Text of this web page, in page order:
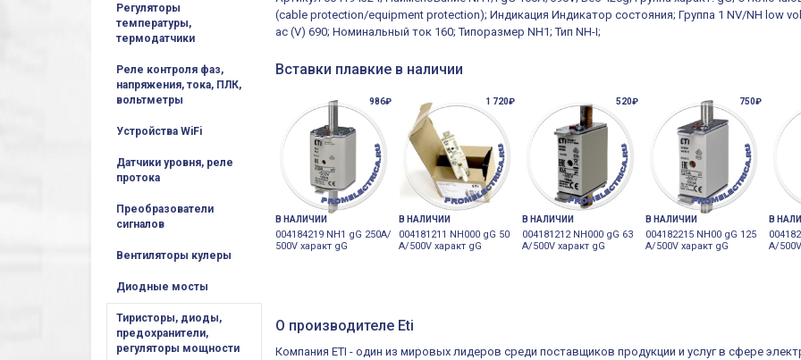
Регуляторы
температуры,
термодатчики
Реле контроля фаз,
напряжения, тока, ПЛК,
вольтметры
Устройства WiFi
Датчики уровня, реле
протока
Преобразователи
сигналов
Вентиляторы кулеры
Диодные мосты
Тиристоры, диоды,
предохранители,
регуляторы мощности
(cable protection/equipment protection); Индикация Индикатор состояния; Группа 1 NV/NH low
ac (V) 690; Номинальный ток 160; Типоразмер NH1; Тип NH-I;
Вставки плавкие в наличии
986₽
В НАЛИЧИИ
004184219 NH1 gG 250A/
500V характ gG
1 720₽
В НАЛИЧИИ
004181211 NH000 gG 50
A/500V характ gG
520₽
В НАЛИЧИИ
004181212 NH000 gG 63
A/500V характ gG
750₽
В НАЛИЧИИ
004182215 NH00 gG 125
A/500V характ gG
В
A/
О производителе Eti
Компания ETI - один из мировых лидеров среди поставщиков продукции и услуг в сфере